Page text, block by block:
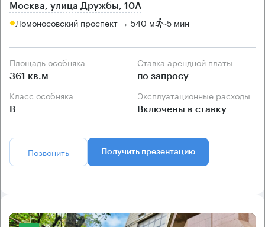
Москва, улица Дружбы, 10А
Ломоносовский проспект → 540 м ~5 мин
Площадь особняка
361 кв.м
Ставка арендной платы
по запросу
Класс особняка
B
Эксплуатационные расходы
Включены в ставку
Позвонить Получить презентацию